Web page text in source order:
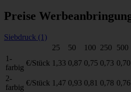
Preise
Siebdruck (1)
25
50 100 250 500
1-
farbig
€/Stück 1,33 0,87 0,75 0,73 0,70
2-
farbig
€/Stück 1,47 0,93 0,81 0,78 0,76